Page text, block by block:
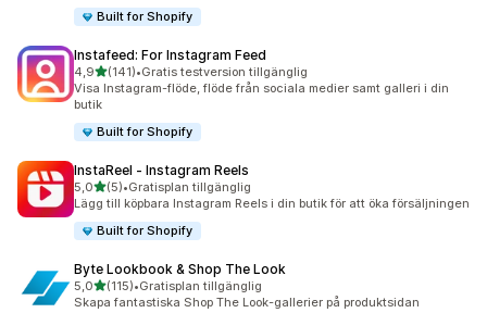
Built for Shopify
Instafeed: For Instagram Feed
4,9av 5 stjärnor
(141)
141 recensioner totalt
•Gratis testversion tillgänglig
Visa Instagram-flöde, flöde från sociala medier samt galleri i din
butik
Built for Shopify
InstaReel ‑ Instagram Reels
5,0av 5 stjärnor
(5)
5 recensioner totalt
•Gratisplan tillgänglig
Lägg till köpbara Instagram Reels i din butik för att öka försäljningen
Built for Shopify
Byte Lookbook & Shop The Look
5,0av 5 stjärnor
(115)
115 recensioner totalt
•Gratisplan tillgänglig
Skapa fantastiska Shop The Look-gallerier på produktsidan